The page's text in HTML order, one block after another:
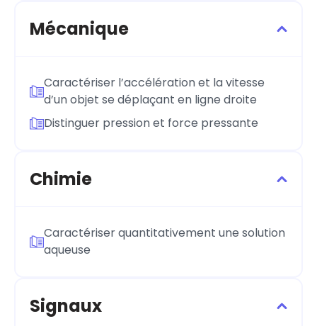
Mécanique
Caractériser l’accélération et la vitesse
d’un objet se déplaçant en ligne droite
Distinguer pression et force pressante
Chimie
Caractériser quantitativement une solution
aqueuse
Signaux